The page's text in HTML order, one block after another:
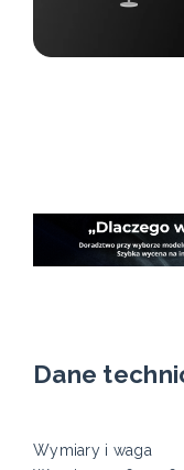
Dane
Wymiary i waga